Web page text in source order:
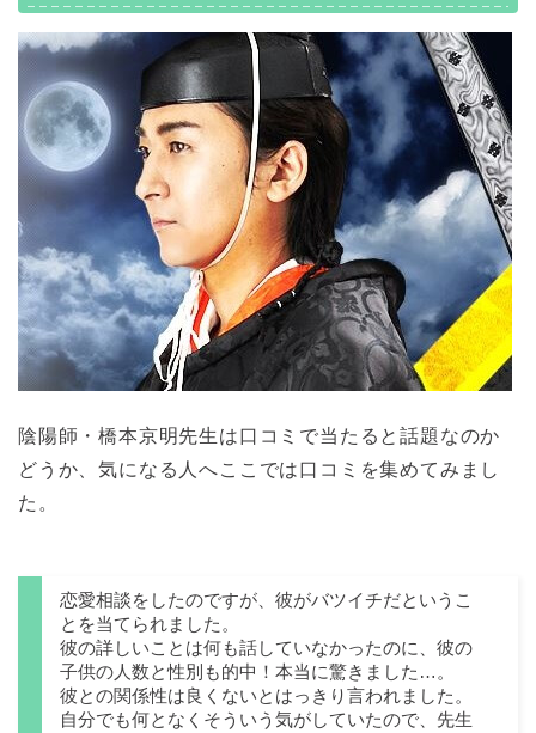
陰陽師・橋本京明先生は口コミで当たると話題なのか
どうか、気になる人へここでは口コミを集めてみまし
た。
恋愛相談をしたのですが、彼がバツイチだというこ
とを当てられました。
彼の詳しいことは何も話していなかったのに、彼の
子供の人数と性別も的中！本当に驚きました…。
彼との関係性は良くないとはっきり言われました。
自分でも何となくそういう気がしていたので、先生